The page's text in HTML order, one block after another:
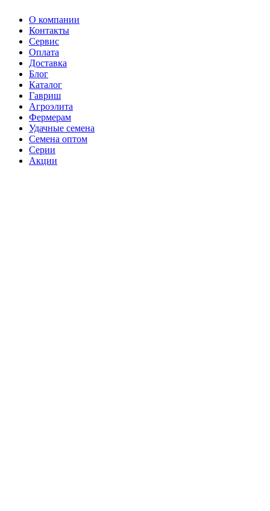
О компании
Контакты
Сервис
Оплата
Доставка
Блог
Каталог
Гавриш
Агроэлита
Фермерам
Удачные семена
Семена оптом
Серии
Акции